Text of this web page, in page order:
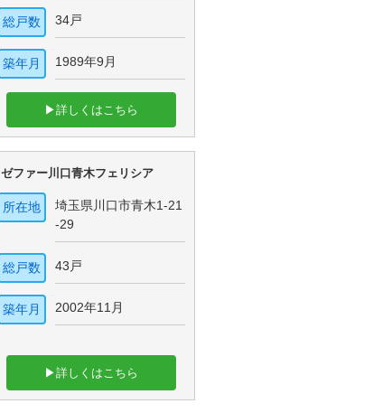
総戸数 34戸
築年月 1989年9月
▶詳しくはこちら
ゼファー川口青木フェリシア
所在地
埼玉県川口市青木1-21
-29
総戸数 43戸
築年月 2002年11月
▶詳しくはこちら